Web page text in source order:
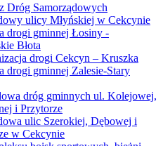
Dróg Samorządowych
ulicy Młyńskiej w Cekcynie
drogi gminnej Łosiny -
Błota
drogi Cekcyn – Kruszka
drogi gminnej Zalesie-Stary
dróg gminnych ul. Kolejowej,
i Przytorze
ulic Szerokiej, Dębowej i
w Cekcynie